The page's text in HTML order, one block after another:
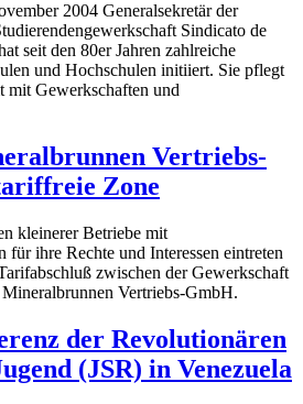
2004 Generalsekretär der
Sindicato de
seit den 80er Jahren zahlreiche
und Hochschulen initiiert. Sie pflegt
mit Gewerkschaften und
Vertriebs-
Zone
kleinerer Betriebe mit
ihre Rechte und Interessen eintreten
zwischen der Gewerkschaft
Vertriebs-GmbH.
der Revolutionären
(JSR) in Venezuela